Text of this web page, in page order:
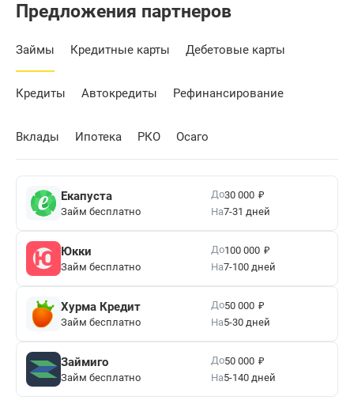
Предложения партнеров
Займы Кредитные карты Дебетовые карты
Кредиты Автокредиты Рефинансирование
Вклады Ипотека РКО Осаго
Екапуста
Займ бесплатно
До30 000 ₽
На7-31 дней
Юкки
Займ бесплатно
До100 000 ₽
На7-100 дней
Хурма Кредит
Займ бесплатно
До50 000 ₽
На5-30 дней
Займиго
Займ бесплатно
До50 000 ₽
На5-140 дней